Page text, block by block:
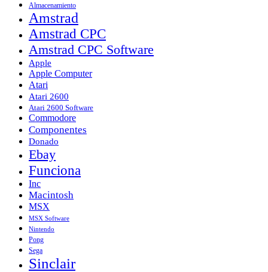
Almacenamiento
Amstrad
Amstrad CPC
Amstrad CPC Software
Apple
Apple Computer
Atari
Atari 2600
Atari 2600 Software
Commodore
Componentes
Donado
Ebay
Funciona
Inc
Macintosh
MSX
MSX Software
Nintendo
Pong
Sega
Sinclair